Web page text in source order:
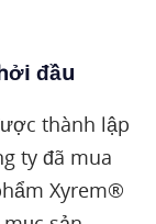
đầu
thành lập
ty đã mua
Xyrem®